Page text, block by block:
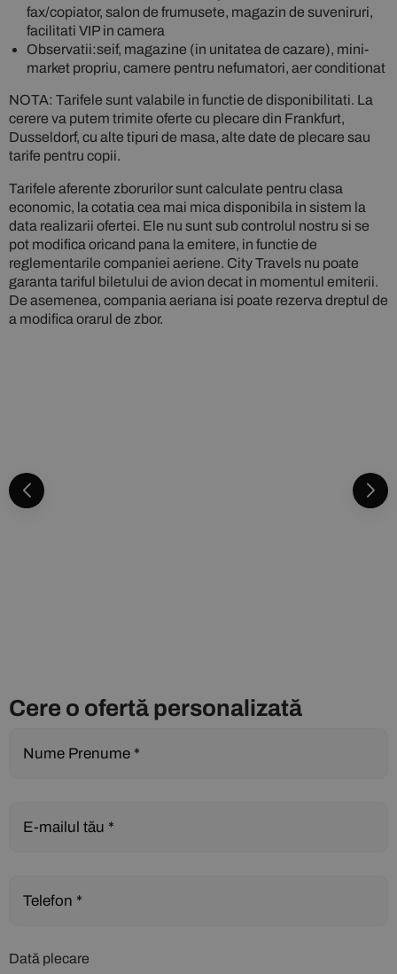
fax/copiator, salon de frumusete, magazin de suveniruri,
facilitati VIP in camera
Observatii:seif, magazine (in unitatea de cazare), mini-
market propriu, camere pentru nefumatori, aer conditionat
NOTA: Tarifele sunt valabile in functie de disponibilitati. La
cerere va putem trimite oferte cu plecare din Frankfurt,
Dusseldorf, cu alte tipuri de masa, alte date de plecare sau
tarife pentru copii.
Tarifele aferente zborurilor sunt calculate pentru clasa
economic, la cotatia cea mai mica disponibila in sistem la
data realizarii ofertei. Ele nu sunt sub controlul nostru si se
pot modifica oricand pana la emitere, in functie de
reglementarile companiei aeriene. City Travels nu poate
garanta tariful biletului de avion decat in momentul emiterii.
De asemenea, compania aeriana isi poate rezerva dreptul de
a modifica orarul de zbor.
Cere o ofertă personalizată
Dată plecare